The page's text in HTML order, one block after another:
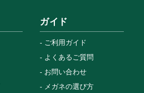
ガイド
ご利用ガイド
よくあるご質問
お問い合わせ
メガネの選び方